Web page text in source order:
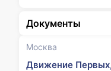
Москва
Движение
Документы